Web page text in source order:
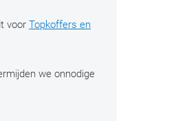
voor Topkoffers en
we onnodige